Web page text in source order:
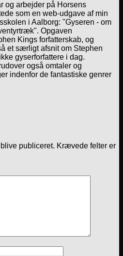
og arbejder på Horsens
som en web-udgave af min
i Aalborg: "Gyseren - om
Opgaven
Kings forfatterskab, og
et særligt afsnit om Stephen
gyserforfattere i dag.
også omtaler og
indenfor de fantastiske genrer
publiceret. Krævede felter er